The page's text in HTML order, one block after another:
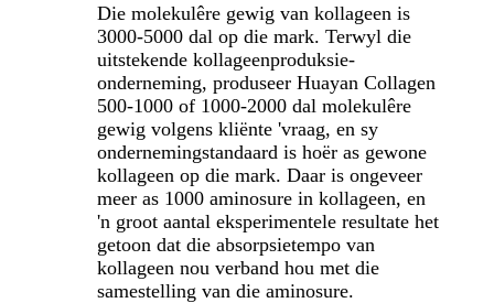
Die molekulêre gewig van kollageen is
3000-5000 dal op die mark. Terwyl die
uitstekende kollageenproduksie-
onderneming, produseer Huayan Collagen
500-1000 of 1000-2000 dal molekulêre
gewig volgens kliënte 'vraag, en sy
ondernemingstandaard is hoër as gewone
kollageen op die mark. Daar is ongeveer
meer as 1000 aminosure in kollageen, en
'n groot aantal eksperimentele resultate het
getoon dat die absorpsietempo van
kollageen nou verband hou met die
samestelling van die aminosure.